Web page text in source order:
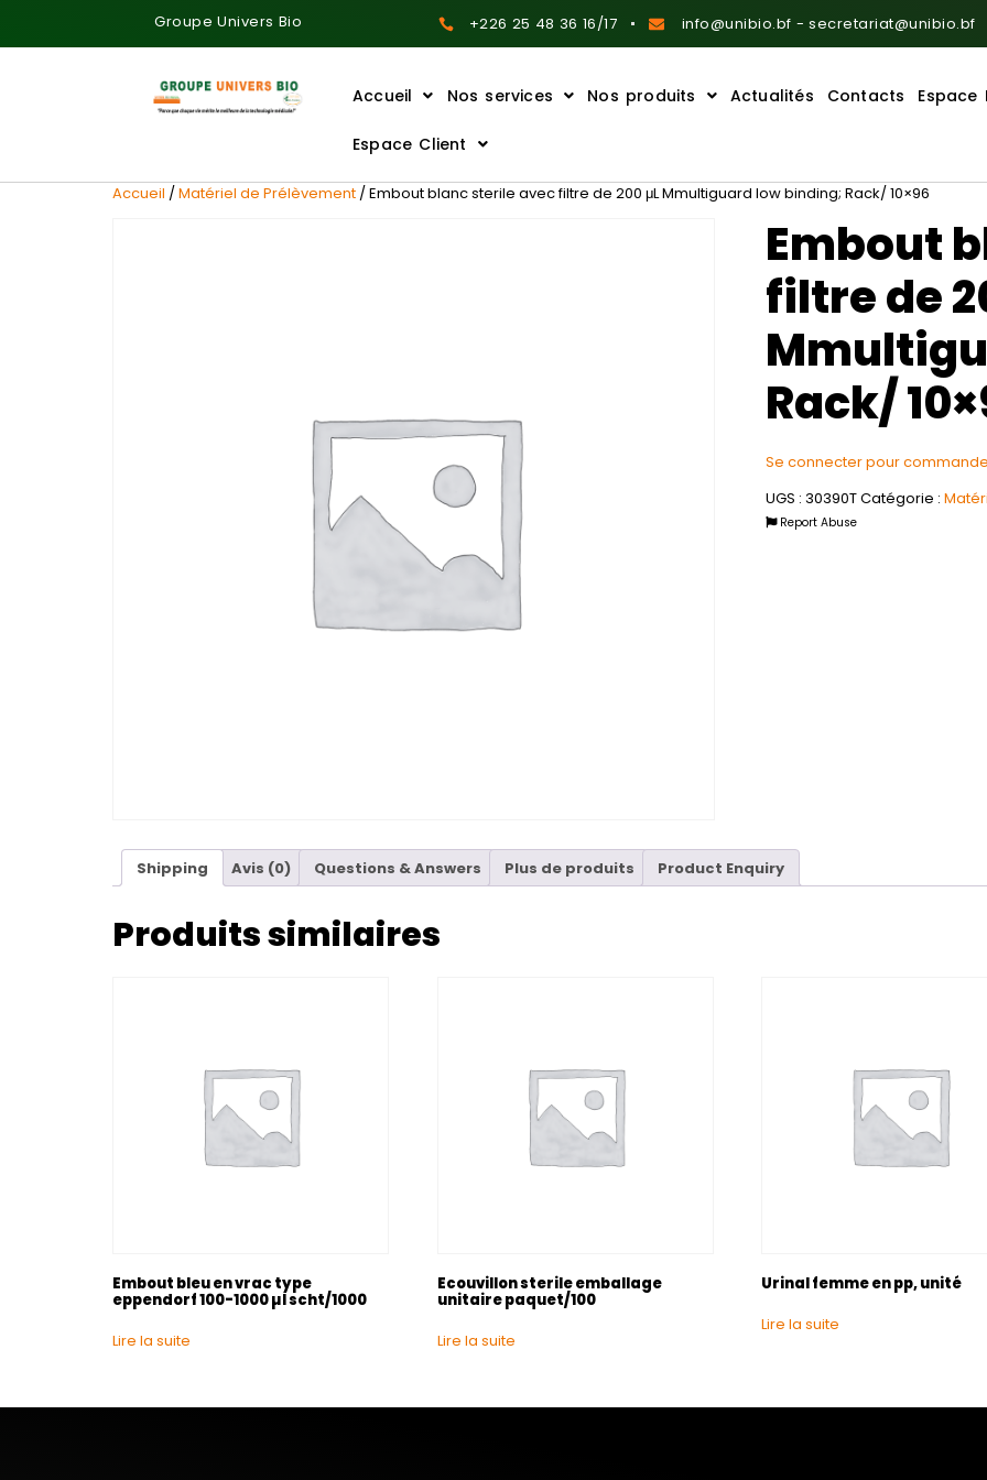
Groupe Univers Bio +226 25 48 36 16/17 info@unibio.bf - secretariat@unibio.bf
Accueil Nos services Nos produits Actualités Contacts Espace
Espace Client
Accueil /Matériel de Prélèvement / Embout blanc sterile avec filtre de 200 μL Mmultiguard low binding; Rack/ 10×96
Embout
filtre de
Rack/
Se connecter pour
UGS : 30390TCatégorie :
Report Abuse
Shipping Avis (0) Questions & Answers Plus de produits Product Enquiry
Produits similaires
Embout bleu en vrac type
eppendorf 100-1000 µl scht/1000
Lire la suite
Ecouvillon sterile emballage
unitaire paquet/100
Lire la suite
Urinal femme en pp, unité
Lire la suite